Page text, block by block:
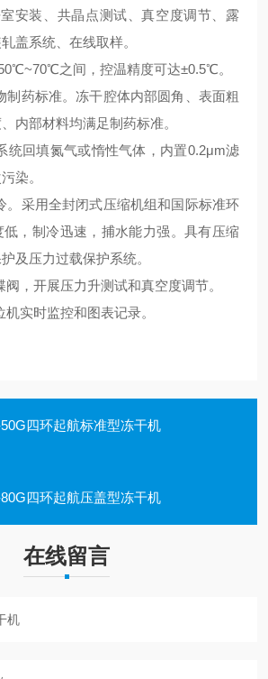
安装、共晶点测试、真空度调节、露
盖系统、在线取样。
之间，控温精度可达±0.5℃。
制药标准。冻干腔体内部圆角、表面粗
内部材料均满足制药标准。
统回填氮气或惰性气体，内置0.2μm滤
染。
。采用全封闭式压缩机组和国际标准环
，制冷迅速，捕水能力强。具有压缩
及压力过载保护系统。
阀，开展压力升测试和真空度调节。
机实时监控和图表记录。
四环起航标准型冻干机
四环起航压盖型冻干机
在线留言